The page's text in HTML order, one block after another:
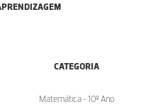
CATEGORIA
Matemática - 10º Ano